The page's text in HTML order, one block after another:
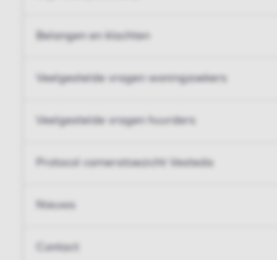
Belangen en klachten
Veelgestelde vragen woningzoekers
Veelgestelde vragen huurders
Protocol cameratoezicht Vesteda
Nieuws
Contact